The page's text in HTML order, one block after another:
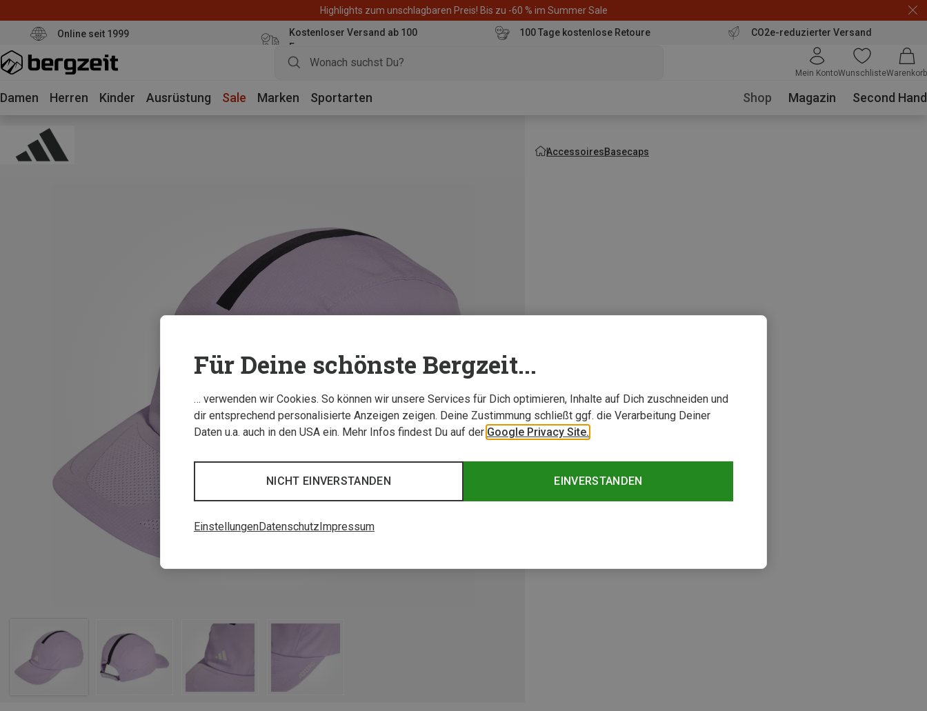
Highlights zum unschlagbaren Preis! Bis zu -60 % im Summer Sale
Online seit 1999
Kostenloser Versand ab 100
Euro
100 Tage kostenlose Retoure CO2e-reduzierter Versand
Mein KontoWunschlisteWarenkorb
Damen Herren Kinder Ausrüstung Sale Marken Sportarten Shop Magazin Second Hand
AccessoiresBasecaps
Für Deine schönste Bergzeit...
… verwenden wir Cookies. So können wir unsere Services für Dich optimieren, Inhalte auf Dich zuschneiden und
dir entsprechend personalisierte Anzeigen zeigen. Deine Zustimmung schließt ggf. die Verarbeitung Deiner
Daten u.a. auch in den USA ein. Mehr Infos findest Du auf der Google Privacy Site.
EINVERSTANDEN
NICHT EINVERSTANDEN
EinstellungenDatenschutz Impressum